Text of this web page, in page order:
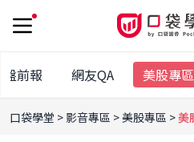
盤前報 網友QA 美股專區
口袋學堂 影音專區 美股專區 美